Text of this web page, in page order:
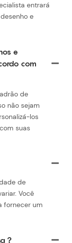
entrará
e
e
com
de
não sejam
los
suas
de
Você
fornecer um
？